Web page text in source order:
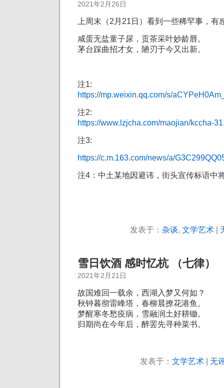
2021年2月26日
上周末（2月21日）看到一些稀罕事，有
咸蛋无盐童子尿，贡茶采叶妙龄唇。
茅台踩曲招才女，陋刃于今又出新。
注1:
https://mp.weixin.qq.com/s/
注2:
https://www.lzjcha.com/maojian/kccha-
注3:
https://c.m.163.com/news/a/
注4：中土某地因避讳，街头宣传标语中将
发表于： 杂谈, 文学艺术|
雪日饮酒 感时忆杭 （七律）
2021年2月21日
故国难回一载余， 西湖入梦又何如？
秋钟暮彻雷峰塔， 春柳晨撩花港鱼。
梦醒寒冬愁疫病， 雪融润土好耕锄。
归期尚在今年后， 醉罢先寻种菜书。
发表于： 文学艺术| 无